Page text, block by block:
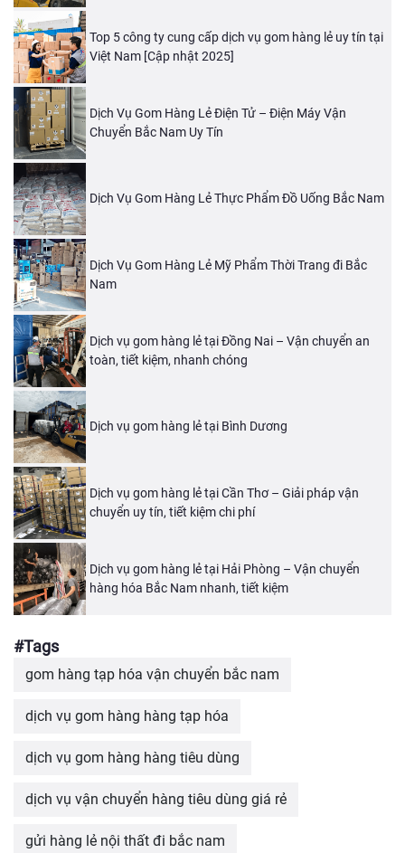
Top 5 công ty cung cấp dịch vụ gom hàng lẻ uy tín tại
Việt Nam [Cập nhật 2025]
Dịch Vụ Gom Hàng Lẻ Điện Tử – Điện Máy Vận
Chuyển Bắc Nam Uy Tín
Dịch Vụ Gom Hàng Lẻ Thực Phẩm Đồ Uống Bắc Nam
Dịch Vụ Gom Hàng Lẻ Mỹ Phẩm Thời Trang đi Bắc
Nam
Dịch vụ gom hàng lẻ tại Đồng Nai – Vận chuyển an
toàn, tiết kiệm, nhanh chóng
Dịch vụ gom hàng lẻ tại Bình Dương
Dịch vụ gom hàng lẻ tại Cần Thơ – Giải pháp vận
chuyển uy tín, tiết kiệm chi phí
Dịch vụ gom hàng lẻ tại Hải Phòng – Vận chuyển
hàng hóa Bắc Nam nhanh, tiết kiệm
#Tags
gom hàng tạp hóa vận chuyển bắc nam
dịch vụ gom hàng hàng tạp hóa
dịch vụ gom hàng hàng tiêu dùng
dịch vụ vận chuyển hàng tiêu dùng giá rẻ
gửi hàng lẻ nội thất đi bắc nam